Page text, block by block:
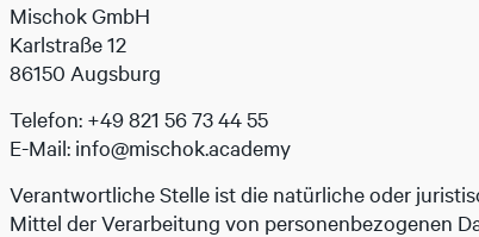
Mischok GmbH
Karlstraße 12
86150 Augsburg
Telefon: +49 821 56 73 44 55
E-Mail: info@mischok.academy
Verantwortliche Stelle ist die natürliche oder
Mittel der Verarbeitung von personenbezogenen